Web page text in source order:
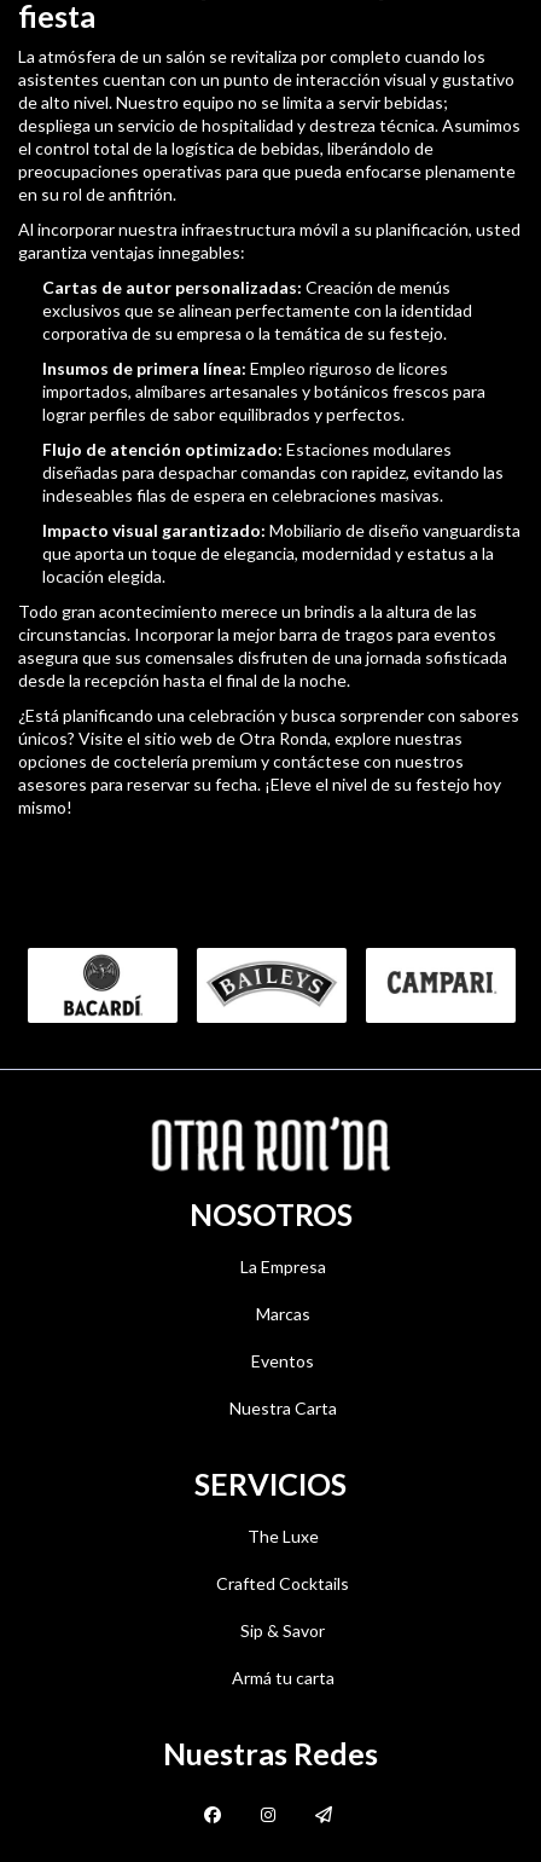
fiesta
La atmósfera de un salón se revitaliza por completo cuando los
asistentes cuentan con un punto de interacción visual y gustativo
de alto nivel. Nuestro equipo no se limita a servir bebidas;
despliega un servicio de hospitalidad y destreza técnica. Asumimos
el control total de la logística de bebidas, liberándolo de
preocupaciones operativas para que pueda enfocarse plenamente
en su rol de anfitrión.
Al incorporar nuestra infraestructura móvil a su planificación, usted
garantiza ventajas innegables:
Cartas de autor personalizadas: Creación de menús
exclusivos que se alinean perfectamente con la identidad
corporativa de su empresa o la temática de su festejo.
Insumos de primera línea: Empleo riguroso de licores
importados, almíbares artesanales y botánicos frescos para
lograr perfiles de sabor equilibrados y perfectos.
Flujo de atención optimizado: Estaciones modulares
diseñadas para despachar comandas con rapidez, evitando las
indeseables filas de espera en celebraciones masivas.
Impacto visual garantizado: Mobiliario de diseño vanguardista
que aporta un toque de elegancia, modernidad y estatus a la
locación elegida.
Todo gran acontecimiento merece un brindis a la altura de las
circunstancias. Incorporar la mejor barra de tragos para eventos
asegura que sus comensales disfruten de una jornada sofisticada
desde la recepción hasta el final de la noche.
¿Está planificando una celebración y busca sorprender con sabores
únicos? Visite el sitio web de Otra Ronda, explore nuestras
opciones de coctelería premium y contáctese con nuestros
asesores para reservar su fecha. ¡Eleve el nivel de su festejo hoy
mismo!
NOSOTROS
La Empresa
Marcas
Eventos
Nuestra Carta
SERVICIOS
The Luxe
Crafted Cocktails
Sip & Savor
Armá tu carta
Nuestras Redes